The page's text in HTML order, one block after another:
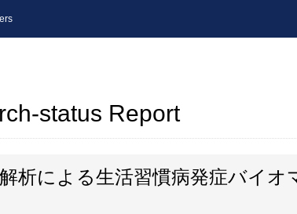
status Report
析による生活習慣病発症バイオ